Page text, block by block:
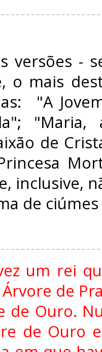
versões -
o mais
"A
de
inclusive,
de
um rei
de
de Ouro.
de Ouro